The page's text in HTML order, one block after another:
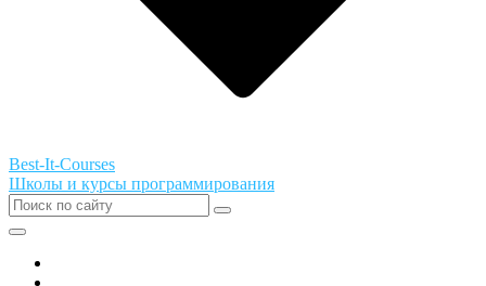
Best-It-Courses
Школы и курсы программирования